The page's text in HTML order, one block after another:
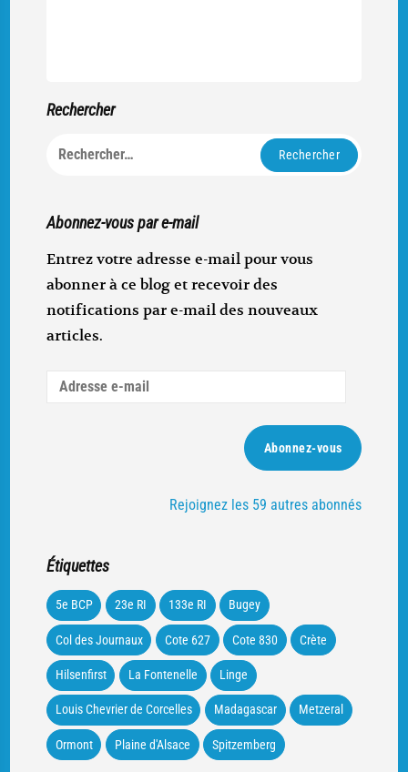
Rechercher
Rechercher :
Abonnez-vous par e-mail
Entrez votre adresse e-mail pour vous
abonner à ce blog et recevoir des
notifications par e-mail des nouveaux
articles.
Adresse
Abonnez-vous
Rejoignez les 59 autres abonnés
Étiquettes
5e BCP 23e RI 133e RI Bugey
Col des Journaux Cote 627 Cote 830 Crète
Hilsenfirst La Fontenelle Linge
Louis Chevrier de Corcelles Madagascar Metzeral
Ormont Plaine d'Alsace Spitzemberg